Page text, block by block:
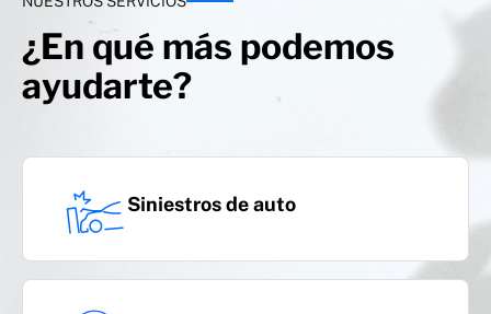
¿En qué más podemos
ayudarte?
Siniestros de auto